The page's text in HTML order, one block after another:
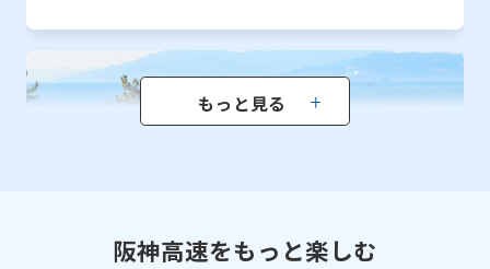
もっと見る
阪神高速をもっと楽しむ